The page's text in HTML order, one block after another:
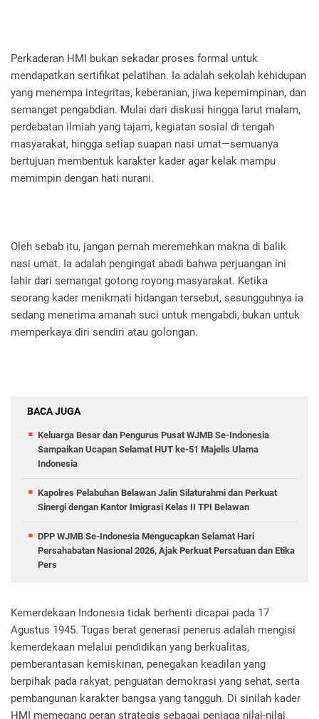
Perkaderan HMI bukan sekadar proses formal untuk
mendapatkan sertifikat pelatihan. Ia adalah sekolah kehidupan
yang menempa integritas, keberanian, jiwa kepemimpinan, dan
semangat pengabdian. Mulai dari diskusi hingga larut malam,
perdebatan ilmiah yang tajam, kegiatan sosial di tengah
masyarakat, hingga setiap suapan nasi umat—semuanya
bertujuan membentuk karakter kader agar kelak mampu
memimpin dengan hati nurani.
Oleh sebab itu, jangan pernah meremehkan makna di balik
nasi umat. Ia adalah pengingat abadi bahwa perjuangan ini
lahir dari semangat gotong royong masyarakat. Ketika
seorang kader menikmati hidangan tersebut, sesungguhnya ia
sedang menerima amanah suci untuk mengabdi, bukan untuk
memperkaya diri sendiri atau golongan.
BACA JUGA
Keluarga Besar dan Pengurus Pusat WJMB Se-Indonesia
Sampaikan Ucapan Selamat HUT ke-51 Majelis Ulama
Indonesia
Kapolres Pelabuhan Belawan Jalin Silaturahmi dan Perkuat
Sinergi dengan Kantor Imigrasi Kelas II TPI Belawan
DPP WJMB Se-Indonesia Mengucapkan Selamat Hari
Persahabatan Nasional 2026, Ajak Perkuat Persatuan dan Etika
Pers
Kemerdekaan Indonesia tidak berhenti dicapai pada 17
Agustus 1945. Tugas berat generasi penerus adalah mengisi
kemerdekaan melalui pendidikan yang berkualitas,
pemberantasan kemiskinan, penegakan keadilan yang
berpihak pada rakyat, penguatan demokrasi yang sehat, serta
pembangunan karakter bangsa yang tangguh. Di sinilah kader
HMI memegang peran strategis sebagai penjaga nilai-nilai